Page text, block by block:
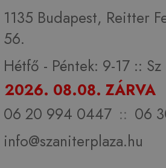
1135 Budapest, Reitter
56.
Hétfő - Péntek: 9-17 :: Sz
2026. 08.08. ZÁRVA
06 20 994 0447 :: 06
info@szaniterplaza.hu